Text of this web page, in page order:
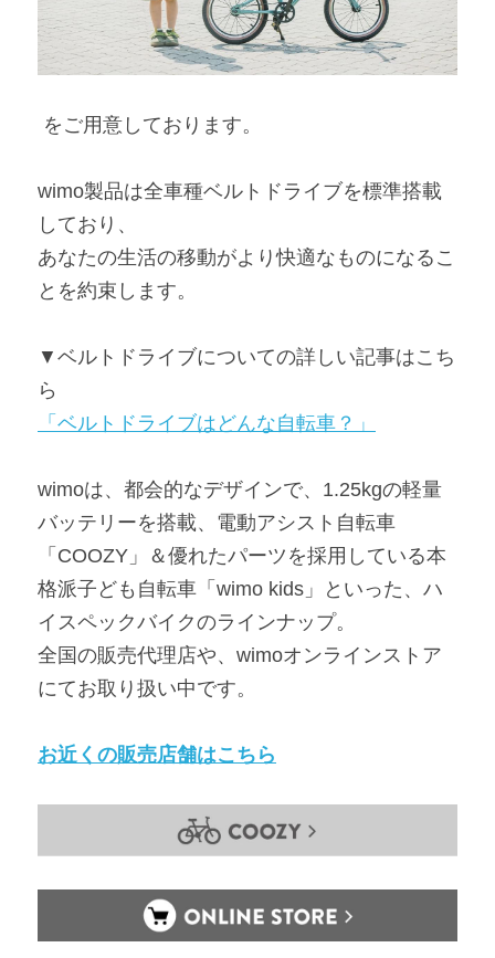
をご用意しております。
wimo製品は全車種ベルトドライブを標準搭載
しており、
あなたの生活の移動がより快適なものになるこ
とを約束します。
▼ベルトドライブについての詳しい記事はこち
ら
「ベルトドライブはどんな自転車？」
wimoは、都会的なデザインで、1.25kgの軽量
バッテリーを搭載、電動アシスト自転車
「COOZY」＆優れたパーツを採用している本
格派子ども自転車「wimo kids」といった、ハ
イスペックバイクのラインナップ。
全国の販売代理店や、wimoオンラインストア
にてお取り扱い中です。
お近くの販売店舗はこちら